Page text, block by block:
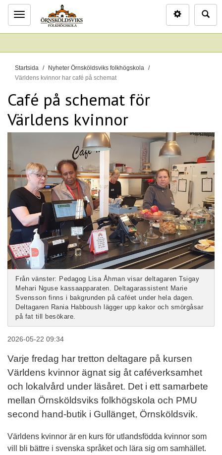
Meny
D
u
ä
r
h
ä
Startsida
Nyheter Örnsköldsviks folkhögskola
Världens kvinnor har café på schemat
Café på schemat för
Världens kvinnor
Från vänster: Pedagog Lisa Åhman visar deltagaren Tsigay
Mehari Nguse kassaapparaten. Deltagarassistent Marie
Svensson finns i bakgrunden på caféet under hela dagen.
Deltagaren Rania Habboush lägger upp kakor och smörgåsar
på fat till besökare.
2026-05-22 09:34
Varje fredag har tretton deltagare på kursen
Världens kvinnor ägnat sig åt caféverksamhet
och lokalvård under läsåret. Det i ett samarbete
mellan Örnsköldsviks folkhögskola och PMU
second hand-butik i Gullänget, Örnsköldsvik.
Världens kvinnor är en kurs för utlandsfödda kvinnor som
vill bli bättre i svenska språket och lära sig om samhället.